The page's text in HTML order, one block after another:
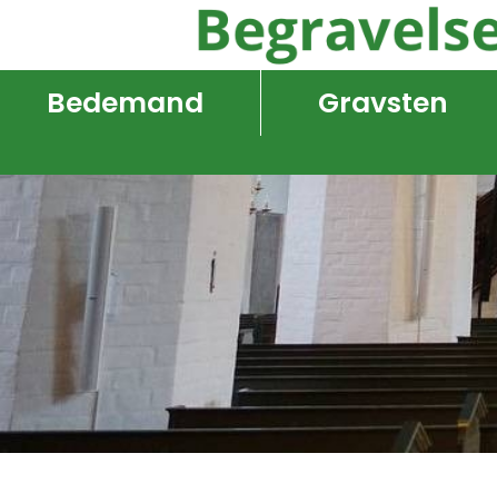
Bedemand Gravsten